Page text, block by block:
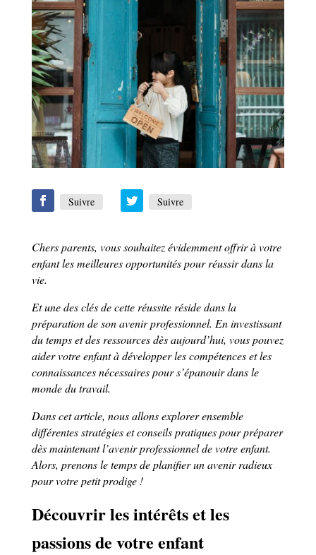
Suivre Suivre
Chers parents, vous souhaitez évidemment offrir à votre
enfant les meilleures opportunités pour réussir dans la
vie.
Et une des clés de cette réussite réside dans la
préparation de son avenir professionnel. En investissant
du temps et des ressources dès aujourd’hui, vous pouvez
aider votre enfant à développer les compétences et les
connaissances nécessaires pour s’épanouir dans le
monde du travail.
Dans cet article, nous allons explorer ensemble
différentes stratégies et conseils pratiques pour préparer
dès maintenant l’avenir professionnel de votre enfant.
Alors, prenons le temps de planifier un avenir radieux
pour votre petit prodige !
Découvrir les intérêts et les
passions de votre enfant